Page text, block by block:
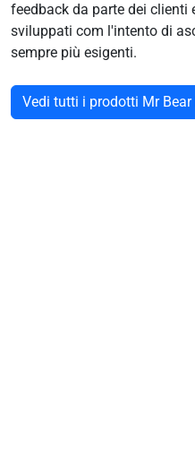
feedback da parte dei clienti
sviluppati com l'intento di
sempre più esigenti.
Vedi tutti i prodotti Mr